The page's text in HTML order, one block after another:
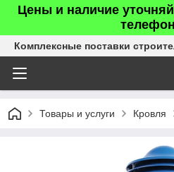
Цены и наличие
Комплексные поставки
Товары и услуги Кровля